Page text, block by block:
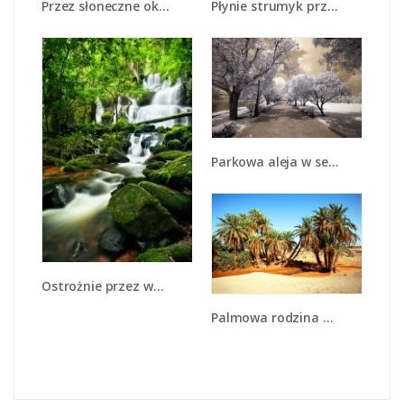
Przez słoneczne okulary - KN991 Płynie strumyk przez zielony las - KN1262A
Ostrożnie przez wodospad - KN890
Parkowa aleja w sepii - KN734
Palmowa rodzina w komplecie - KN809